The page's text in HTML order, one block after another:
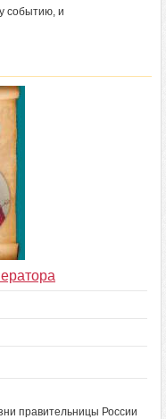
событию, и
правительницы России